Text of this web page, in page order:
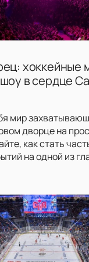
хоккейные
в сердце
мир
дворце на
как стать
на одной из